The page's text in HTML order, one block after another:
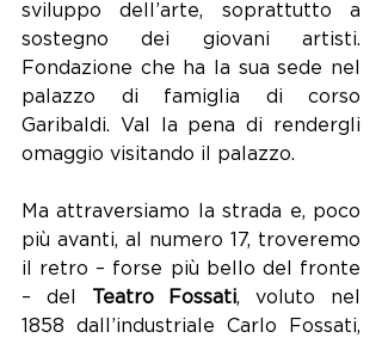
sviluppo dell’arte, soprattutto a
sostegno dei giovani artisti.
Fondazione che ha la sua sede nel
palazzo di famiglia di corso
Garibaldi. Val la pena di rendergli
omaggio visitando il palazzo.
Ma attraversiamo la strada e, poco
più avanti, al numero 17, troveremo
il retro – forse più bello del fronte
– del Teatro Fossati, voluto nel
1858 dall’industriale Carlo Fossati,